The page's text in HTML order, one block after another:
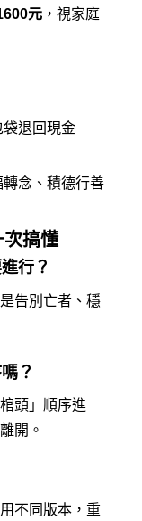
元，視家庭
退回現金
念、積德行善
次搞懂
行？
告別亡者、穩
？
頭」順序進
開。
不同版本，重